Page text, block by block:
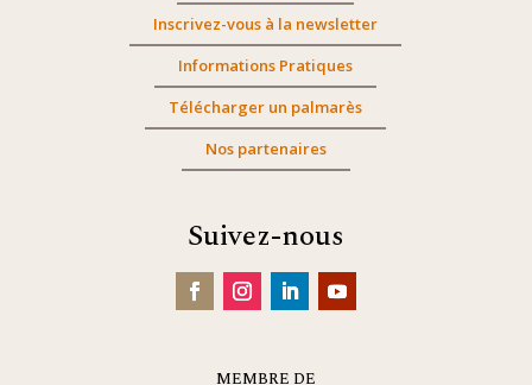
Inscrivez-vous à la newsletter
Informations Pratiques
Télécharger un palmarès
Nos partenaires
Suivez-nous
MEMBRE DE